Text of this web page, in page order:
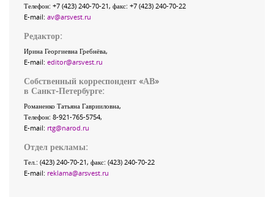
Телефон: +7 (423) 240-70-21, факс: +7 (423) 240-70-22
E-mail: av@arsvest.ru
Редактор:
Ирина Георгиевна Гребнёва,
E-mail: editor@arsvest.ru
Собственный корреспондент «АВ»
в Санкт-Петербурге:
Романенко Татьяна Гаврииловна,
Телефон: 8-921-765-5754,
E-mail: rtg@narod.ru
Отдел рекламы:
Тел.: (423) 240-70-21, факс: (423) 240-70-22
E-mail: reklama@arsvest.ru